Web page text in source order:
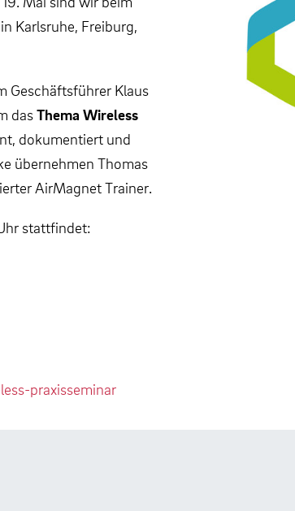
Karlsruhe, Freiburg,
Geschäftsführer Klaus
dasThema Wireless
dokumentiert und
übernehmen Thomas
AirMagnet Trainer.
stattfindet:
praxisseminar